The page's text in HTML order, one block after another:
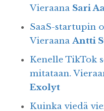
Vieraana Sari
SaaS-startupin
VieraanaAntti
Kenelle TikTok
mitataan.
Exolyt
Kuinka viedä